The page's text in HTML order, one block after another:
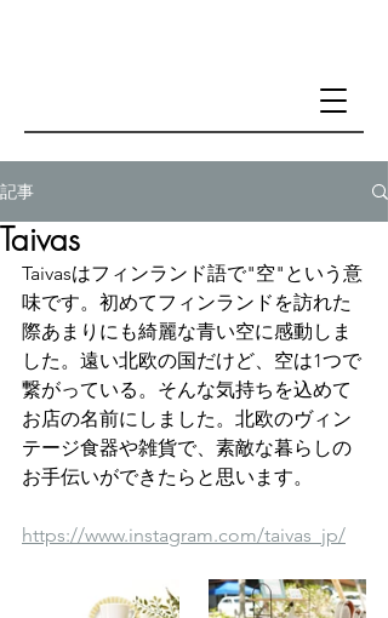
記事
Taivas
Taivasはフィンランド語で"空"という意
味です。初めてフィンランドを訪れた
際あまりにも綺麗な青い空に感動しま
した。遠い北欧の国だけど、空は1つで
繋がっている。そんな気持ちを込めて
お店の名前にしました。北欧のヴィン
テージ食器や雑貨で、素敵な暮らしの
お手伝いができたらと思います。
https://www.instagram.com/taivas_jp/